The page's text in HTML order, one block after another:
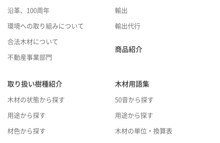
沿革、100周年
環境への取り組みについて
合法木材について
不動産事業部門
輸出
輸出代行
商品紹介
取り扱い樹種紹介
木材の状態から探す
用途から探す
材色から探す
木材用語集
50音から探す
用途から探す
木材の単位・換算表